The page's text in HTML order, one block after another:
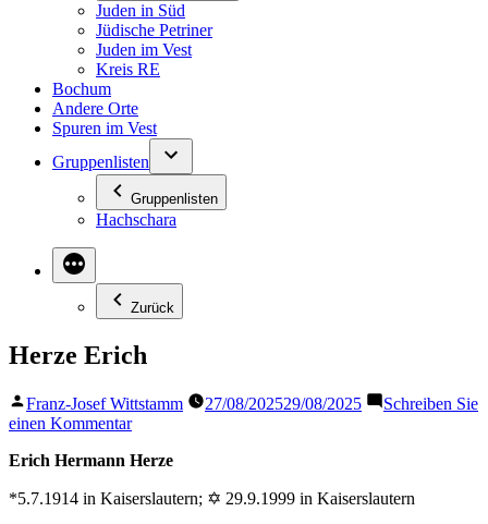
Juden in Süd
Jüdische Petriner
Juden im Vest
Kreis RE
Bochum
Andere Orte
Spuren im Vest
Gruppenlisten
Gruppenlisten
Hachschara
Zurück
Herze Erich
Veröffentlicht
von
Franz-Josef Wittstamm 27/08/202529/08/2025
Schreiben Sie
einen Kommentarzu
Erich
Erich Hermann Herze
*5.7.1914 in Kaiserslautern; ✡ 29.9.1999 in Kaiserslautern